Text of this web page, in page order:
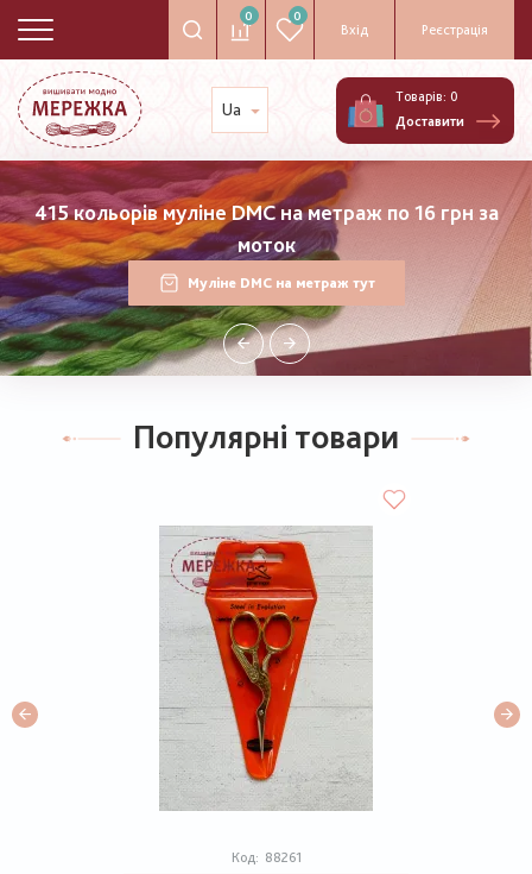
0 0
Вхід Реєстрація
Ua
Товарів: 0
Доставити
415 кольорів муліне DMC на метраж по 16 грн за
моток
Муліне DMC на метраж тут
Популярні товари
Код: 88261